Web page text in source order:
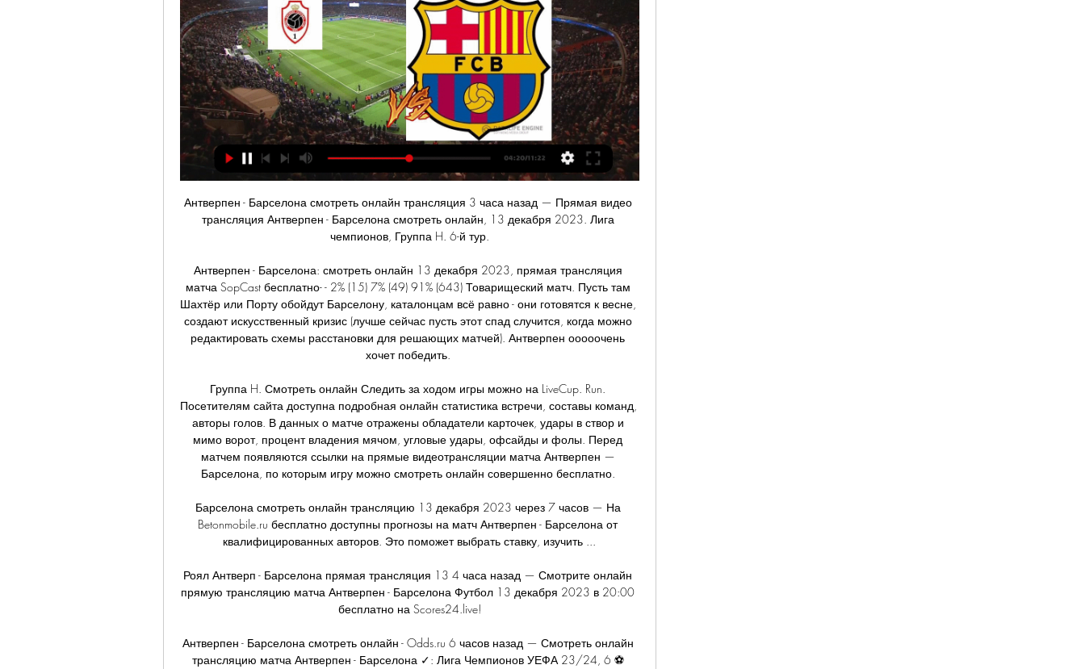
Антверпен - Барселона смотреть онлайн трансляция 3 часа назад — Прямая видео
трансляция Антверпен - Барселона смотреть онлайн, 13 декабря 2023. Лига
чемпионов, Группа H. 6-й тур.
Антверпен - Барселона: смотреть онлайн 13 декабря 2023, прямая трансляция
матча SopCast бесплатно- - 2% (15) 7% (49) 91% (643) Товарищеский матч. Пусть там
Шахтёр или Порту обойдут Барселону, каталонцам всё равно - они готовятся к весне,
создают искусственный кризис (лучше сейчас пусть этот спад случится, когда можно
редактировать схемы расстановки для решающих матчей). Антверпен ооооочень
хочет победить.
Группа H. Смотреть онлайн Следить за ходом игры можно на LiveCup. Run.
Посетителям сайта доступна подробная онлайн статистика встречи, составы команд,
авторы голов. В данных о матче отражены обладатели карточек, удары в створ и
мимо ворот, процент владения мячом, угловые удары, офсайды и фолы. Перед
матчем появляются ссылки на прямые видеотрансляции матча Антверпен —
Барселона, по которым игру можно смотреть онлайн совершенно бесплатно.
Барселона смотреть онлайн трансляцию 13 декабря 2023 через 7 часов — На
Betonmobile.ru бесплатно доступны прогнозы на матч Антверпен - Барселона от
квалифицированных авторов. Это поможет выбрать ставку, изучить ...
Роял Антверп - Барселона прямая трансляция 13 4 часа назад — Смотрите онлайн
прямую трансляцию матча Антверпен - Барселона Футбол 13 декабря 2023 в 20:00
бесплатно на Scores24.live!
Антверпен - Барселона смотреть онлайн - Odds.ru 6 часов назад — Смотреть онлайн
трансляцию матча Антверпен - Барселона ✓: Лига Чемпионов УЕФА 23/24, 6 ⚽